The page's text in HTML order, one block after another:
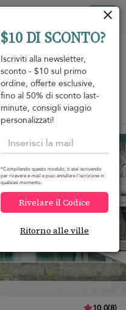
da292 USD
$10 DI SCONTO?
Iscriviti alla newsletter,
sconto - $10 sul primo
ordine, offerte esclusive,
fino al 50% di sconto last-
minute, consigli viaggio
personalizzati!
*Compilando questo modulo, ti stai iscrivendo
per ricevere e-mail e puoi annullare l'iscrizione in
qualsiasi momento.
Rivelare il Codice
Ritorno alle ville